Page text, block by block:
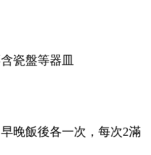
瓷盤等器皿
早晚飯後各一次，每次2滿